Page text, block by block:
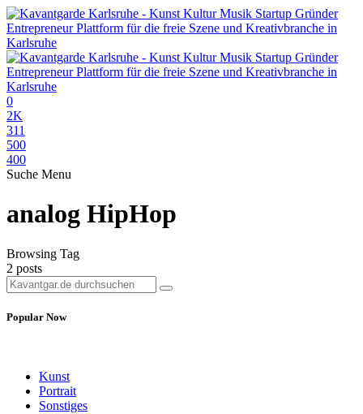
0
2K
311
500
400
Suche Menu
analog HipHop
Browsing Tag
2 posts
Popular Now
Kunst
Portrait
Sonstiges